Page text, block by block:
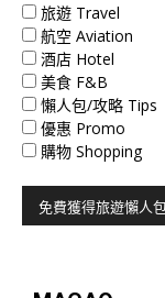
旅遊 Travel
航空 Aviation
酒店 Hotel
美食 F&B
懶人包/攻略 Tips
優惠 Promo
購物 Shopping